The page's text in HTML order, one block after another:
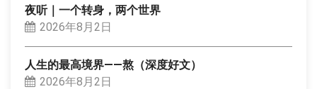
夜听｜一个转身，两个世界
2026年8月2日
人生的最高境界——熬（深度好文）
2026年8月2日